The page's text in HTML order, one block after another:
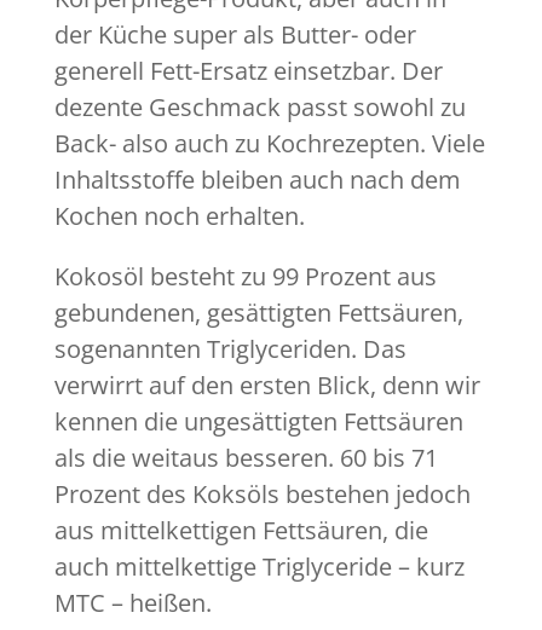
der Küche super als Butter- oder
generell Fett-Ersatz einsetzbar. Der
dezente Geschmack passt sowohl zu
Back- also auch zu Kochrezepten. Viele
Inhaltsstoffe bleiben auch nach dem
Kochen noch erhalten.
Kokosöl besteht zu 99 Prozent aus
gebundenen, gesättigten Fettsäuren,
sogenannten Triglyceriden. Das
verwirrt auf den ersten Blick, denn wir
kennen die ungesättigten Fettsäuren
als die weitaus besseren. 60 bis 71
Prozent des Koksöls bestehen jedoch
aus mittelkettigen Fettsäuren, die
auch mittelkettige Triglyceride – kurz
MTC – heißen.